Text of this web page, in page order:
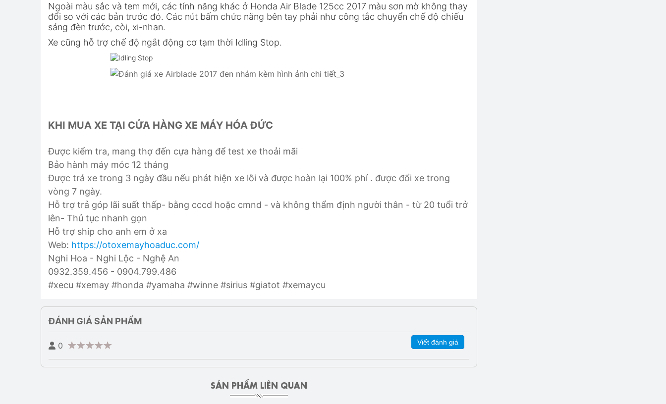
Ngoài màu sắc và tem mới, các tính năng khác ở Honda Air Blade 125cc 2017 màu sơn mờ không thay
đổi so với các bản trước đó. Các nút bấm chức năng bên tay phải như công tắc chuyển chế độ chiếu
sáng đèn trước, còi, xi-nhan.
Xe cũng hỗ trợ chế độ ngắt động cơ tạm thời Idling Stop.
KHI MUA XE TẠI CỬA HÀNG XE MÁY HÓA ĐỨC
Được kiểm tra, mang thợ đến cựa hàng để test xe thoải mãi
Bảo hành máy móc 12 tháng
Được trả xe trong 3 ngày đầu nếu phát hiện xe lỗi và được hoàn lại 100% phí . được đổi xe trong
vòng 7 ngày.
Hỗ trợ trả góp lãi suất thấp- bằng cccd hoặc cmnd - và không thẩm định người thân - từ 20 tuổi trở
lên- Thủ tục nhanh gọn
Hỗ trợ ship cho anh em ở xa
Web: https://otoxemayhoaduc.com/
Nghi Hoa - Nghi Lộc - Nghệ An
0932.359.456 - 0904.799.486
#xecu #xemay #honda #yamaha #winne #sirius #giatot #xemaycu
ĐÁNH GIÁ SẢN PHẨM
0 Viết đánh giá
SẢN PHẨM LIÊN QUAN